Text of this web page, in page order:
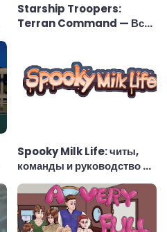
Starship Troopers:
Terran Command — Все
Spooky Milk Life: читы,
команды и руководство по
использованию